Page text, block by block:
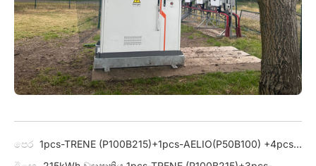
පෙර 1pcs-TRENE (P100B215)+1pcs-AELIO(P50B100) +4pcs-
SMA 100kw, 9474 TA සහිත 315kWh ව්‍යාපෘතිය